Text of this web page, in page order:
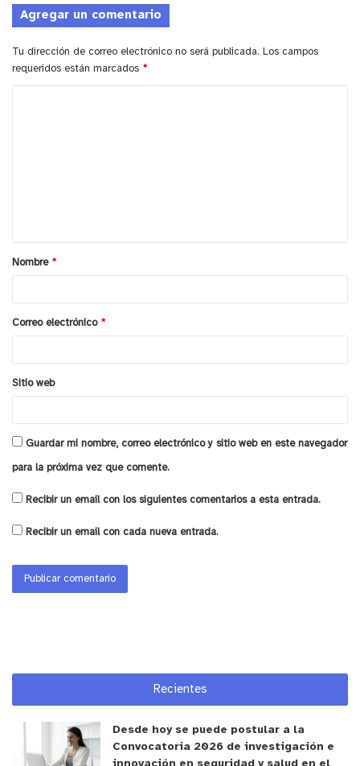
Agregar un comentario
Tu dirección de correo electrónico no será publicada. Los campos
requeridos están marcados *
a
r
*
Nombre *
Correo electrónico *
Sitio web
Guardar mi nombre, correo electrónico y sitio web en este navegador
para la próxima vez que comente.
Recibir un email con los siguientes comentarios a esta entrada.
Recibir un email con cada nueva entrada.
Recientes
Desde hoy se puede postular a la
Convocatoria 2026 de investigación e